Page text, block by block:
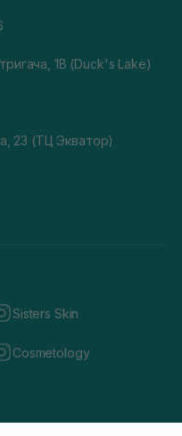
1В (Duck's Lake)
23 (ТЦ Экватор)
Sisters Skin
Cosmetology